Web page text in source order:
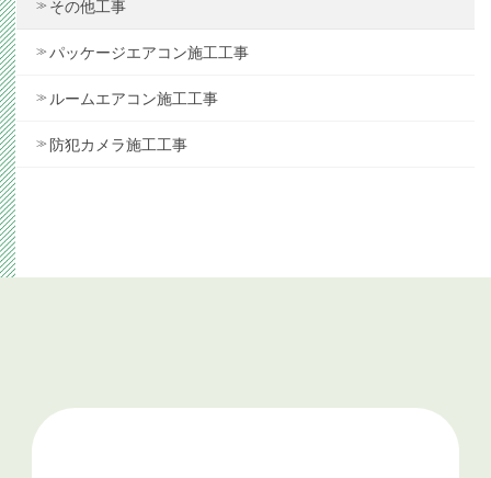
その他工事
パッケージエアコン施工工事
ルームエアコン施工工事
防犯カメラ施工工事